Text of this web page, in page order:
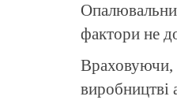
фактори не
Враховуючи,
виробництві